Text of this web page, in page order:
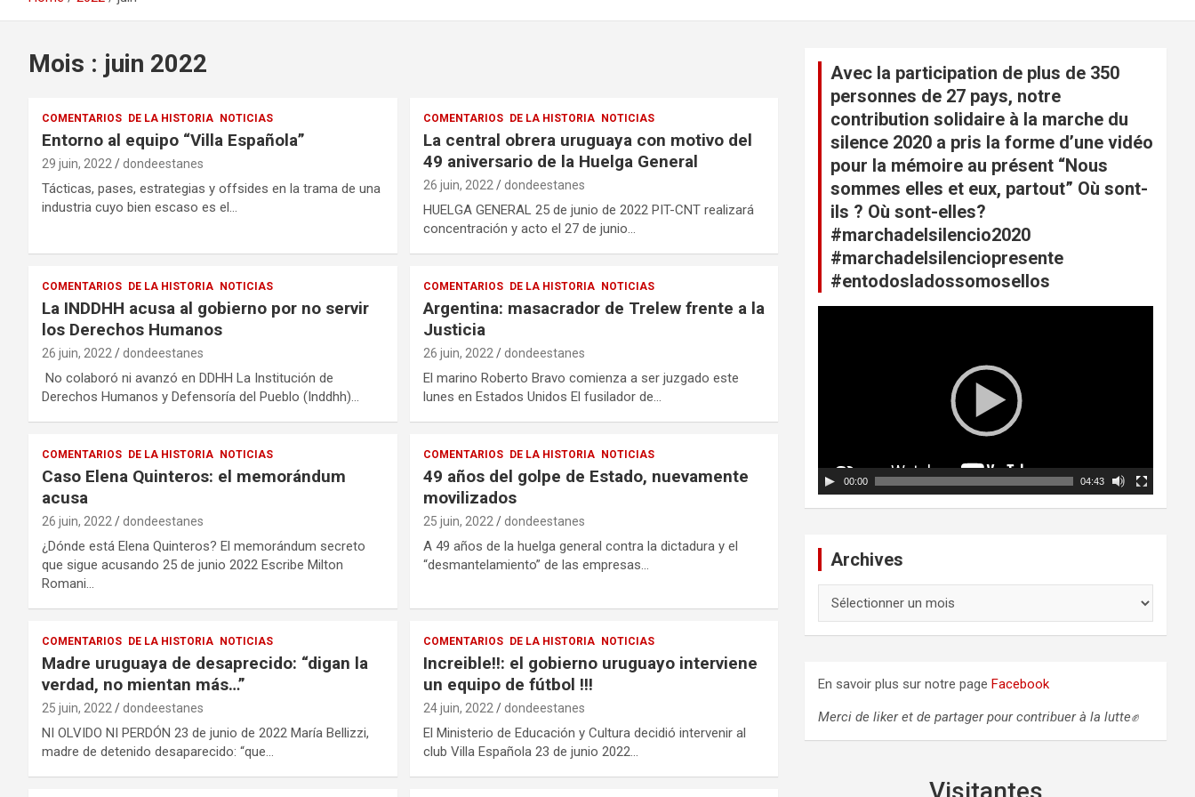
Mois : juin 2022
COMENTARIOS DE LA HISTORIA NOTICIAS
Entorno al equipo “Villa Española”
29 juin, 2022 dondeestanes
Tácticas, pases, estrategias y offsides en la trama de una
industria cuyo bien escaso es el…
COMENTARIOS DE LA HISTORIA NOTICIAS
La central obrera uruguaya con motivo del
49 aniversario de la Huelga General
26 juin, 2022 dondeestanes
HUELGA GENERAL 25 de junio de 2022 PIT-CNT realizará
concentración y acto el 27 de junio…
COMENTARIOS DE LA HISTORIA NOTICIAS
La INDDHH acusa al gobierno por no servir
los Derechos Humanos
26 juin, 2022 dondeestanes
No colaboró ni avanzó en DDHH La Institución de
Derechos Humanos y Defensoría del Pueblo (Inddhh)…
COMENTARIOS DE LA HISTORIA NOTICIAS
Argentina: masacrador de Trelew frente a la
Justicia
26 juin, 2022 dondeestanes
El marino Roberto Bravo comienza a ser juzgado este
lunes en Estados Unidos El fusilador de…
COMENTARIOS DE LA HISTORIA NOTICIAS
Caso Elena Quinteros: el memorándum
acusa
26 juin, 2022 dondeestanes
¿Dónde está Elena Quinteros? El memorándum secreto
que sigue acusando 25 de junio 2022 Escribe Milton
Romani…
COMENTARIOS DE LA HISTORIA NOTICIAS
49 años del golpe de Estado, nuevamente
movilizados
25 juin, 2022 dondeestanes
A 49 años de la huelga general contra la dictadura y el
“desmantelamiento” de las empresas…
COMENTARIOS DE LA HISTORIA NOTICIAS
Madre uruguaya de desaprecido: “digan la
verdad, no mientan más…”
25 juin, 2022 dondeestanes
NI OLVIDO NI PERDÓN 23 de junio de 2022 María Bellizzi,
madre de detenido desaparecido: “que…
COMENTARIOS DE LA HISTORIA NOTICIAS
Increible!!: el gobierno uruguayo interviene
un equipo de fútbol !!!
24 juin, 2022 dondeestanes
El Ministerio de Educación y Cultura decidió intervenir al
club Villa Española 23 de junio 2022…
Avec la participation de plus de 350
personnes de 27 pays, notre
contribution solidaire à la marche du
silence 2020 a pris la forme d’une vidéo
pour la mémoire au présent “Nous
sommes elles et eux, partout” Où sont-
ils ? Où sont-elles?
#marchadelsilencio2020
#marchadelsilenciopresente
#entodosladossomosellos
i
d
00:00 04:43
Archives
v
s
En savoir plus sur notre pageFacebook
Merci de liker et de partager pour contribuer à la lutte✊
Visitantes